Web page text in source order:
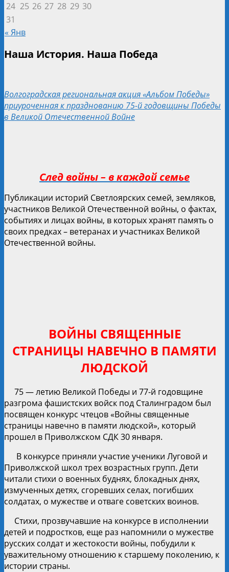
24 25 26 27 28 29 30
31
« Янв
Наша История. Наша Победа
Волгоградская региональная акция «Альбом Победы»
приуроченная к празднованию 75-й годовщины Победы
в Великой Отечественной Войне
След войны – в каждой семье
Публикации историй Светлоярских семей, земляков,
участников Великой Отечественной войны, о фактах,
событиях и лицах войны, в которых хранят память о
своих предках – ветеранах и участниках Великой
Отечественной войны.
ВОЙНЫ СВЯЩЕННЫЕ
СТРАНИЦЫ НАВЕЧНО В ПАМЯТИ
ЛЮДСКОЙ
75 — летию Великой Победы и 77-й годовщине
разгрома фашистских войск под Сталинградом был
посвящен конкурс чтецов «Войны священные
страницы навечно в памяти людской», который
прошел в Приволжском СДК 30 января.
В конкурсе приняли участие ученики Луговой и
Приволжской школ трех возрастных групп. Дети
читали стихи о военных буднях, блокадных днях,
измученных детях, сгоревших селах, погибших
солдатах, о мужестве и отваге советских воинов.
Стихи, прозвучавшие на конкурсе в исполнении
детей и подростков, еще раз напомнили о мужестве
русских солдат и жестокости войны, побудили к
уважительному отношению к старшему поколению, к
истории страны.